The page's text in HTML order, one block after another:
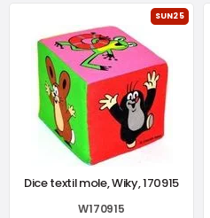
SUN25
Dice textil mole, Wiky, 170915
W170915